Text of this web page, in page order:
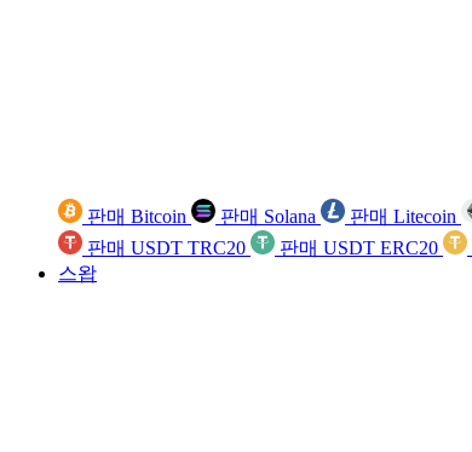
판매 Bitcoin 판매 Solana 판매 Litecoin
판매 USDT TRC20
판매 USDT ERC20
스왑